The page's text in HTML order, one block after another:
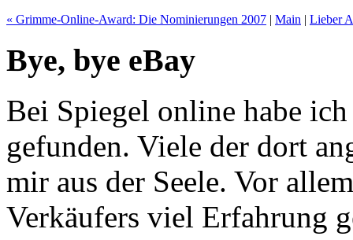
« Grimme-Online-Award: Die Nominierungen 2007 | Main | Lieber
Bye, bye eBay
Bei Spiegel online habe
gefunden. Viele der dort
mir aus der Seele. Vor
Verkäufers viel Erfahrung